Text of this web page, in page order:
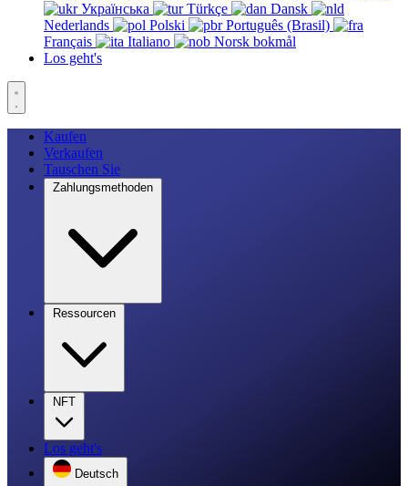
Українська
Türkçe
Dansk
Nederlands
Polski
Português (Brasil)
Français
Italiano
Norsk bokmål
Los geht's
Kaufen
Verkaufen
Tauschen Sie
Zahlungsmethoden
Ressourcen
NFT
Los geht's
Deutsch